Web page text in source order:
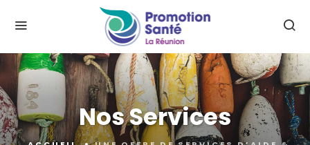
Nos Services